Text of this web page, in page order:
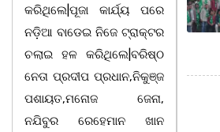
କରିଥିଲେ|ପୂଜା କାର୍ଯ୍ୟ ପରେ
ନଡ଼ିଆ ବାଡେଇ ନିଜେ ଟ୍ରାକ୍ଟର
ଚଲାଇ ହଳ କରିଥିଲେ|ବରିଷ୍ଠ
ନେତା ପ୍ରଦୀପ ପ୍ରଧାନ,ନିକୁଞ୍ଜ
ପଶାୟତ,ମନୋଜ ଜେନା,
ନଯିବୁର ରେହେମାନ ଖାନ